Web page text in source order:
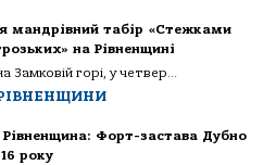
мандрівний табір «Стежками
на Рівненщині
Замковій горі, у четвер...
Рівненщина: Форт-застава Дубно
року